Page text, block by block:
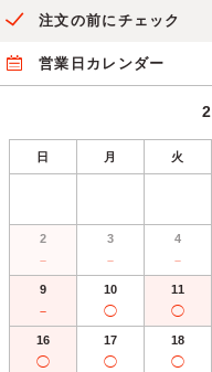
注文の前にチェック
営業日カレンダー
日 月 火
2
－
3
－
4
－
9
－
10
◯
11
◯
16
◯
17
◯
18
◯